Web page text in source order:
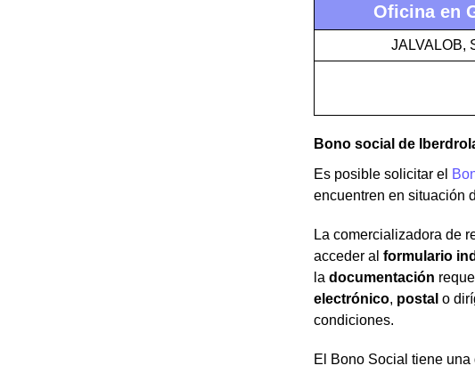
Oficina en
JALVALOB,
Bono social de
Es posible solicitar el
encuentren en situación
La comercializadora de
acceder al formulario
la documentación
electrónico, postal o
condiciones.
El Bono Social tiene una